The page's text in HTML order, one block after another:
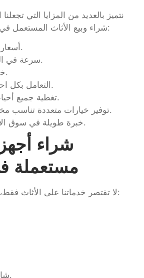
نتميز بالعديد من المزايا التي
شراء وبيع الأثاث المستعمل في الطائف، ومن أبرزها:
أسعار منافسة وعادلة.
سرعة في المعاينة والشراء.
خدمة نقل الأثاث.
التعامل بكل احترافية وشفافية.
تغطية جميع أحياء مدينة الطائف.
توفير خيارات متعددة تناسب مختلف الميزانيات.
خبرة طويلة في سوق الأثاث المستعمل.
شراء
مستعملة
لا تقتصر خدماتنا على الأثاث فقط، بل نقوم أيضاً بشراء:
شاشات التلفزيون.